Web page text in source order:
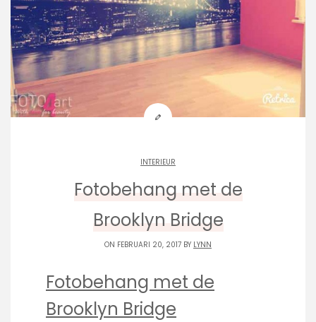
INTERIEUR
Fotobehang met de
Brooklyn Bridge
ON FEBRUARI 20, 2017 BY LYNN
Fotobehang met de
Brooklyn Bridge